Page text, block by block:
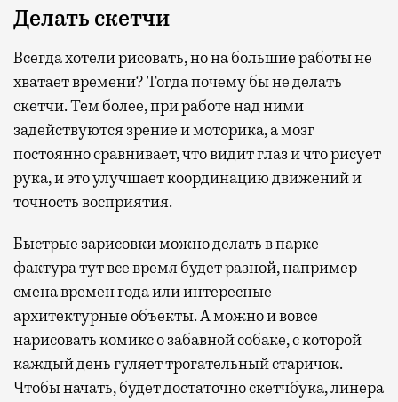
Делать скетчи
Всегда хотели рисовать, но на большие работы не
хватает времени? Тогда почему бы не делать
скетчи. Тем более, при работе над ними
задействуются зрение и моторика, а мозг
постоянно сравнивает, что видит глаз и что рисует
рука, и это улучшает координацию движений и
точность восприятия.
Быстрые зарисовки можно делать в парке —
фактура тут все время будет разной, например
смена времен года или интересные
архитектурные объекты. А можно и вовсе
нарисовать комикс о забавной собаке, с которой
каждый день гуляет трогательный старичок.
Чтобы начать, будет достаточно скетчбука, линера